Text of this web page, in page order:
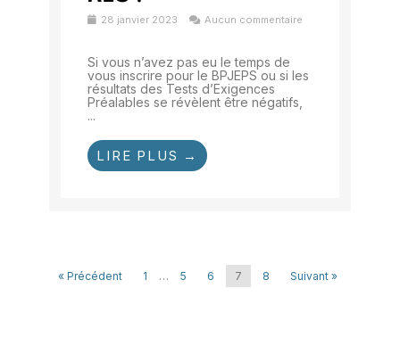
28 janvier 2023 Aucun commentaire
Si vous n’avez pas eu le temps de
vous inscrire pour le BPJEPS ou si les
résultats des Tests d’Exigences
Préalables se révèlent être négatifs,
...
LIRE PLUS →
« Précédent 1 … 5 6 7 8 Suivant »